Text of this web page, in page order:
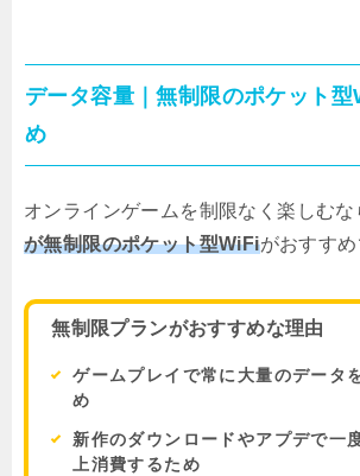
データ容量｜無制限のポケット
め
オンラインゲームを制限なく楽しむな
が無制限のポケット型WiFiがおすすめ
無制限プランがおすすめな理由
ゲームプレイで常に大量のデータ
め
新作のダウンロードやアプデで一
上消費するため